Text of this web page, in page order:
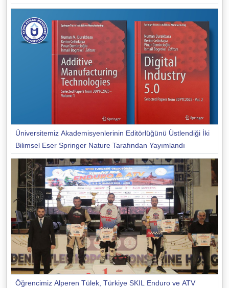
Üniversitemiz Akademisyenlerinin Editörlüğünü Üstlendiği İki
Bilimsel Eser Springer Nature Tarafından Yayımlandı
Öğrencimiz Alperen Tülek, Türkiye SKIL Enduro ve ATV